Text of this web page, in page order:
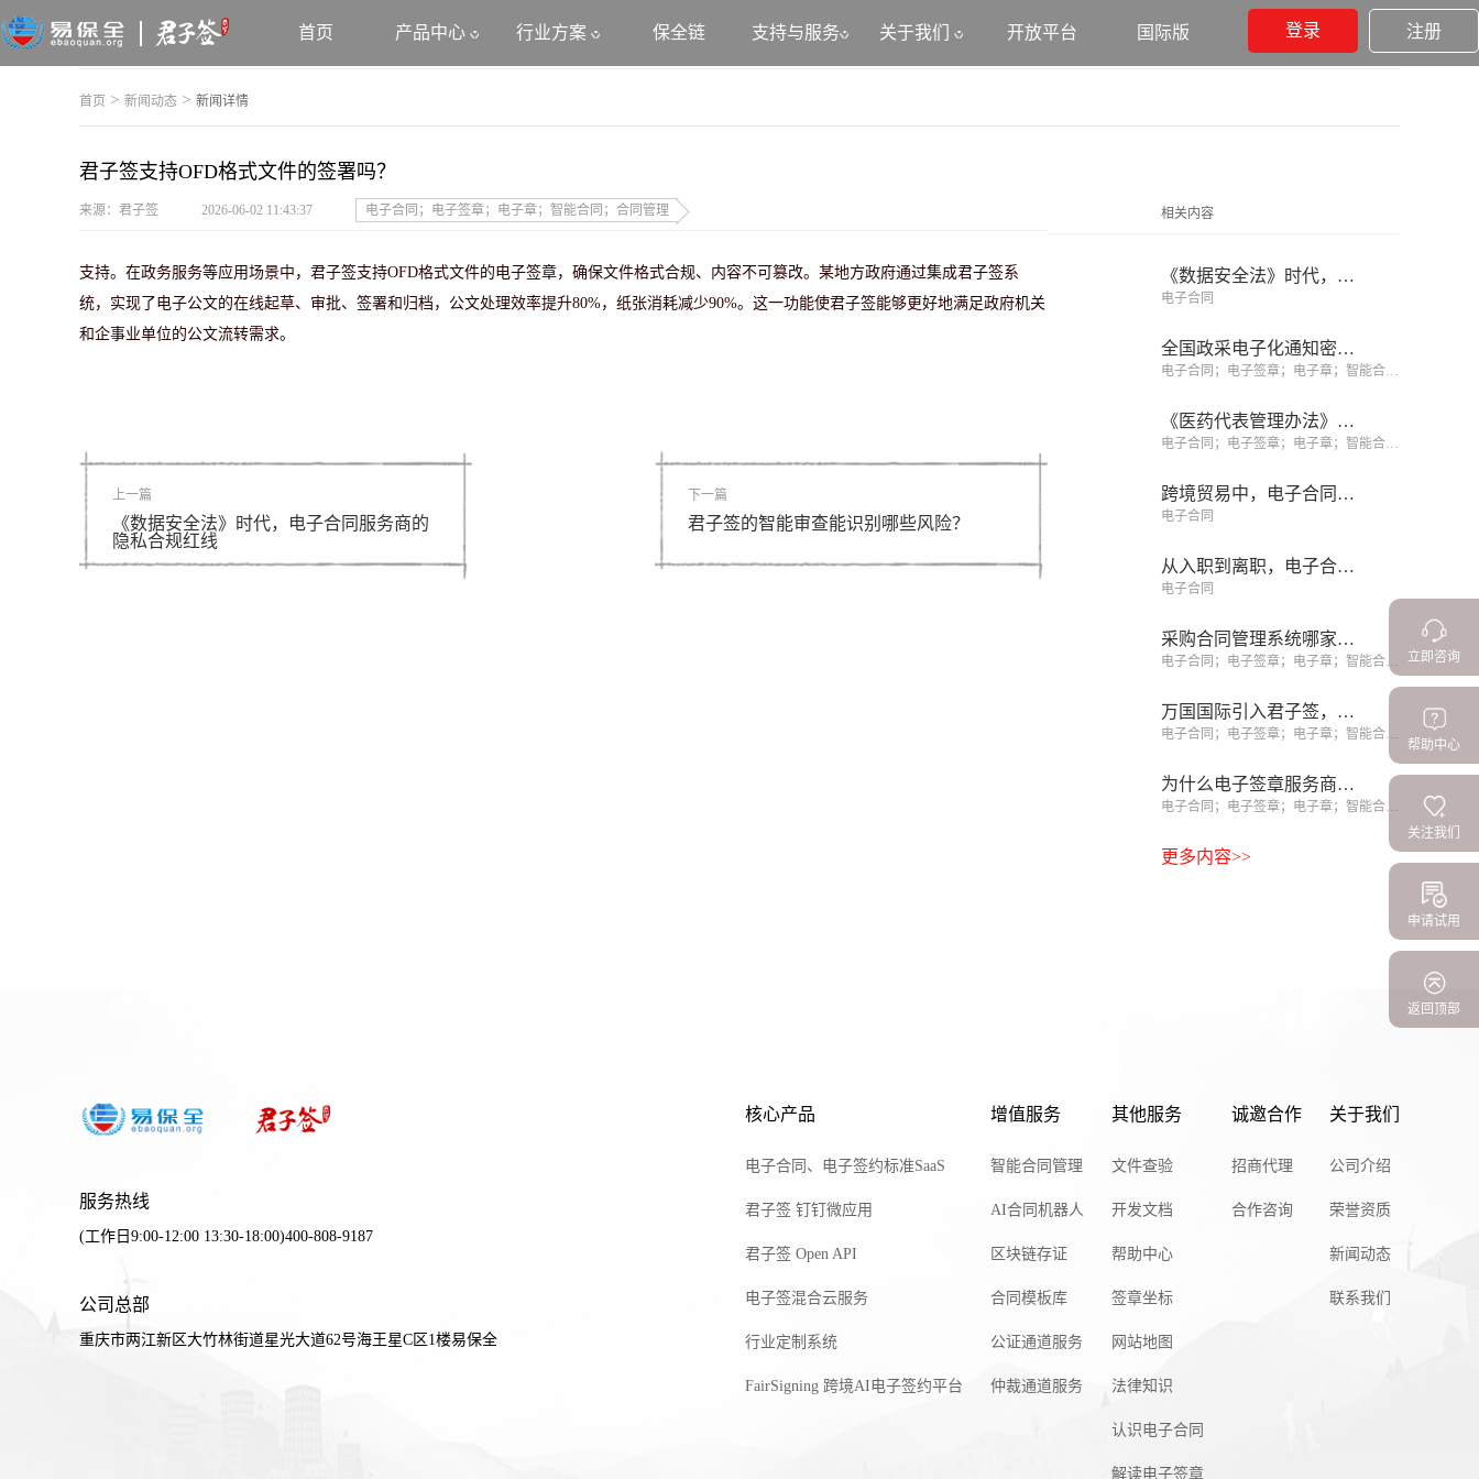
首页 产品中心 行业方案 保全链 支持与服务 关于我们 开放平台 国际版 登录 注册
首页 > 新闻动态 > 新闻详情
君子签支持OFD格式文件的签署吗？
来源：君子签 2026-06-02 11:43:37 电子合同；电子签章；电子章；智能合同；合同管理
支持。在政务服务等应用场景中，君子签支持OFD格式文件的电子签章，确保文件格式合规、内容不可篡改。某地方政府通过集成君子签系
统，实现了电子公文的在线起草、审批、签署和归档，公文处理效率提升80%，纸张消耗减少90%。这一功能使君子签能够更好地满足政府机关
和企事业单位的公文流转需求。
上一篇
《数据安全法》时代，电子合同服务商的
隐私合规红线
下一篇
君子签的智能审查能识别哪些风险？
相关内容
《数据安全法》时代，电子合同服务商的隐私合规红线
电子合同
全国政采电子化通知密集落地，君子签解析政采电子化的核心引擎
电子合同；电子签章；电子章；智能合同；合同管理
《医药代表管理办法》落地，电子签约筑牢药企合规防线
电子合同；电子签章；电子章；智能合同；合同管理
跨境贸易中，电子合同如何跨越法域与语言的鸿沟
电子合同
从入职到离职，电子合同如何覆盖员工全生命周期
电子合同
采购合同管理系统哪家强？6款产品亲测与3条避坑经验
电子合同；电子签章；电子章；智能合同；合同管理
万国国际引入君子签，区块链电子合同助力上万劳务者实现境外就业
电子合同；电子签章；电子章；智能合同；合同管理
为什么电子签章服务商比CA机构更值得选择？你选对了吗？
电子合同；电子签章；电子章；智能合同；合同管理
更多内容>>
立即咨询
帮助中心
关注我们
申请试用
返回顶部
服务热线
(工作日9:00-12:00 13:30-18:00)400-808-9187
公司总部
重庆市两江新区大竹林街道星光大道62号海王星C区1楼易保全
核心产品
电子合同、电子签约标准SaaS
君子签 钉钉微应用
君子签 Open API
电子签混合云服务
行业定制系统
FairSigning 跨境AI电子签约平台
增值服务
智能合同管理
AI合同机器人
区块链存证
合同模板库
公证通道服务
仲裁通道服务
其他服务
文件查验
开发文档
帮助中心
签章坐标
网站地图
法律知识
认识电子合同
解读电子签章
诚邀合作
招商代理
合作咨询
关于我们
公司介绍
荣誉资质
新闻动态
联系我们